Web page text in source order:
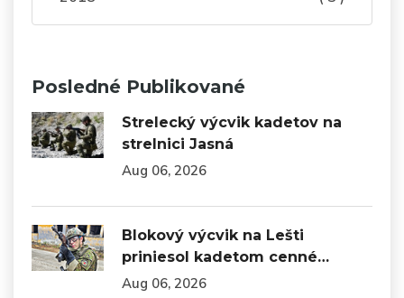
Posledné Publikované
Strelecký výcvik kadetov na
strelnici Jasná
Aug 06, 2026
Blokový výcvik na Lešti
priniesol kadetom cenné…
Aug 06, 2026